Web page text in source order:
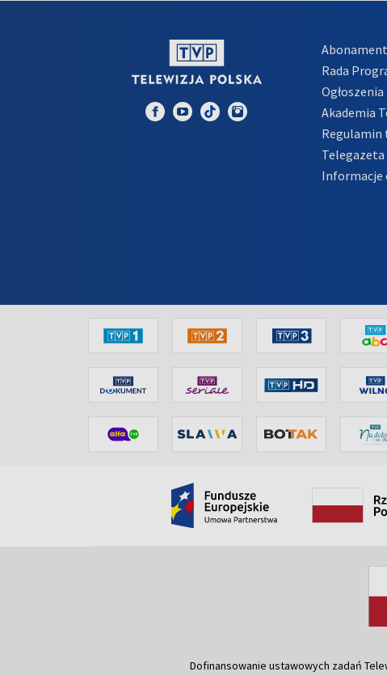
Rada
Akademia
Regulamin
Telegazeta
Informacje
Dofinansowanie ustawowych zadań